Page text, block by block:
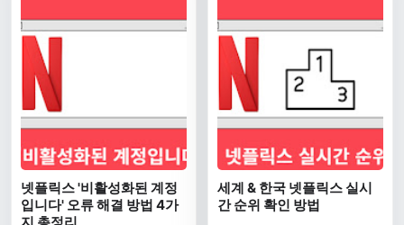
넷플릭스 '비활성화된 계정
입니다' 오류 해결 방법 4가
지 총정리
세계 & 한국 넷플릭스 실시
간 순위 확인 방법